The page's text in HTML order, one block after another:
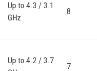
Up to 4.3 / 3.1
GHz
8
Up to 4.2 / 3.7
7